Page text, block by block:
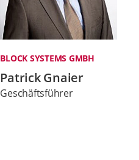
BLOCK SYSTEMS GMBH
Patrick Gnaier
Geschäftsführer